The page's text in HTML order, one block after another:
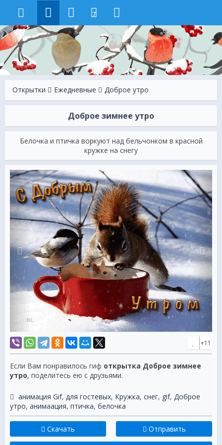
7
Открытки Ежeдневные Доброе утро
Доброе зимнее утро
Белочка и птичка воркуют над бельчонком в красной
кружке на снегу
+11
Если Вам понравилось гиф открытка Доброе зимнее
утро, поделитесь ею с друзьями.
анимация Gif, для гостевых, Кружка, снег, gif, Доброе
утро, анимаация, птичка, белочка
Скачать Отправить